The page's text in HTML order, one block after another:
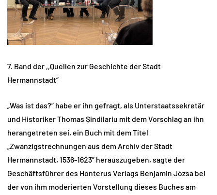
7. Band der ,,Quellen zur Geschichte der Stadt
Hermannstadt“
„Was ist das?” habe er ihn gefragt, als Unterstaatssekretär
und Historiker Thomas Șindilariu mit dem Vorschlag an ihn
herangetreten sei, ein Buch mit dem Titel
„Zwanzigstrechnungen aus dem Archiv der Stadt
Hermannstadt, 1536-1623” herauszugeben, sagte der
Geschäftsführer des Honterus Verlags Benjamin Józsa bei
der von ihm moderierten Vorstellung dieses Buches am